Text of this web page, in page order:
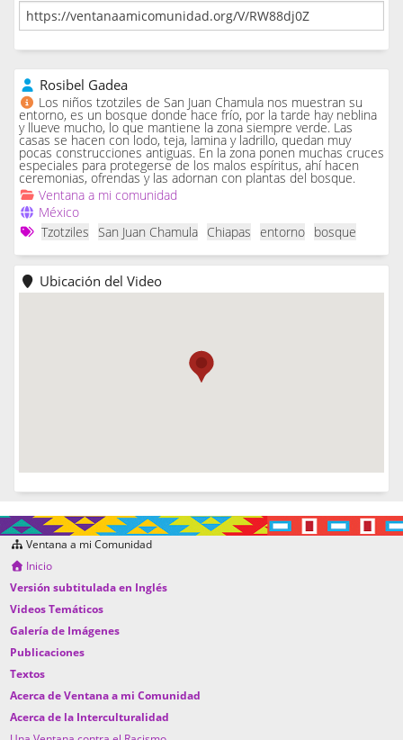
Rosibel Gadea
Los niños tzotziles de San Juan Chamula nos muestran su
entorno, es un bosque donde hace frío, por la tarde hay neblina
y llueve mucho, lo que mantiene la zona siempre verde. Las
casas se hacen con lodo, teja, lamina y ladrillo, quedan muy
pocas construcciones antiguas. En la zona ponen muchas cruces
especiales para protegerse de los malos espíritus, ahí hacen
ceremonias, ofrendas y las adornan con plantas del bosque.
Ventana a mi comunidad
México
Tzotziles
San Juan Chamula Chiapas entorno bosque
Ubicación del Video
Ventana a mi Comunidad
Inicio
Versión subtitulada en Inglés
Videos Temáticos
Galería de Imágenes
Publicaciones
Textos
Acerca de Ventana a mi Comunidad
Acerca de la Interculturalidad